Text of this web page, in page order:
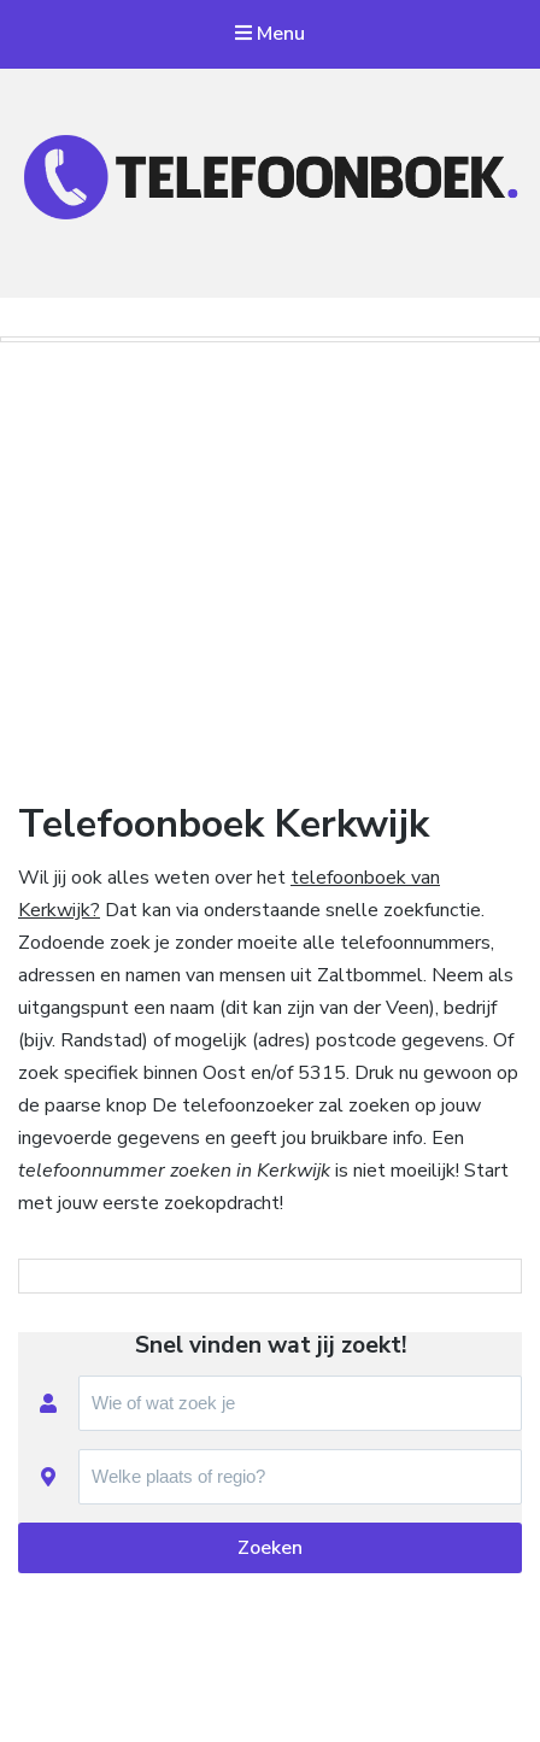
Menu
Telefoonboek Kerkwijk
Wil jij ook alles weten over het telefoonboek van
Kerkwijk? Dat kan via onderstaande snelle zoekfunctie.
Zodoende zoek je zonder moeite alle telefoonnummers,
adressen en namen van mensen uit Zaltbommel. Neem als
uitgangspunt een naam (dit kan zijn van der Veen), bedrijf
(bijv. Randstad) of mogelijk (adres) postcode gegevens. Of
zoek specifiek binnen Oost en/of 5315. Druk nu gewoon op
de paarse knop De telefoonzoeker zal zoeken op jouw
ingevoerde gegevens en geeft jou bruikbare info. Een
telefoonnummer zoeken in Kerkwijkis niet moeilijk! Start
met jouw eerste zoekopdracht!
Snel vinden wat jij zoekt!